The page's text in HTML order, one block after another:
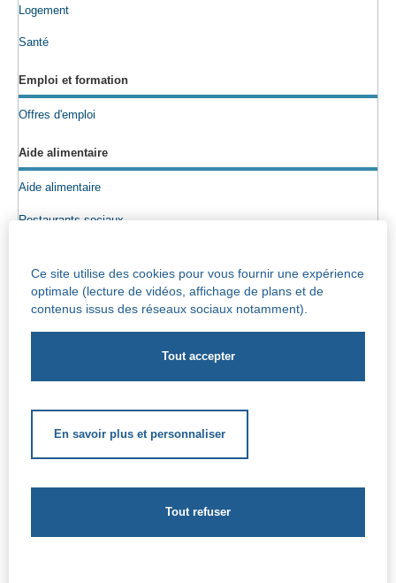
Ce site utilise des cookies pour vous fournir une expérience
optimale (lecture de vidéos, affichage de plans et de
contenus issus des réseaux sociaux notamment).
En savoir plus et personnaliser
Logement
Santé
Emploi et formation
Offres d'emploi
Aide alimentaire
Aide alimentaire
Restaurants sociaux
Epicerie sociale
Socio-culturel
Soutien scolaire